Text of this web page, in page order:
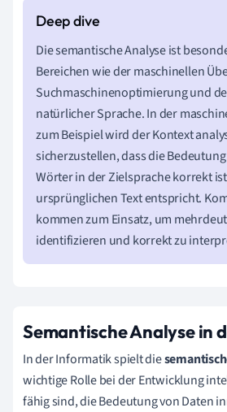
Die semantische Analyse ist
Bereichen wie der maschinellen
Suchmaschinenoptimierung und
natürlicher Sprache. In der
zum Beispiel wird der Kontext
sicherzustellen, dass die
Wörter in der Zielsprache korrekt
ursprünglichen Text entspricht.
kommen zum Einsatz, um
identifizieren und korrekt zu
Semantische Analyse in
In der Informatik spielt die
wichtige Rolle bei der Entwicklung
fähig sind, die Bedeutung von Daten